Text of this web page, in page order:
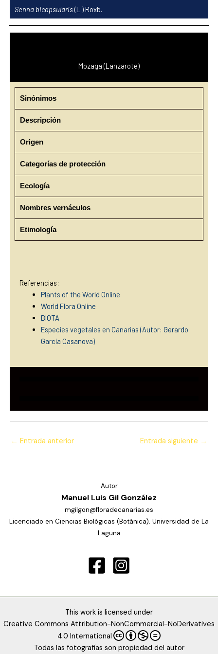
contenido
Senna bicapsularis(L.) Roxb.
Mozaga (Lanzarote)
Sinónimos
Descripción
Origen
Categorías de protección
Ecología
Nombres vernáculos
Etimología
Referencias:
Plants of the World Online
World Flora Online
BIOTA
Especies vegetales en Canarias (Autor: Gerardo
García Casanova)
← Entrada anterior Entrada siguiente →
Autor
Manuel Luis Gil González
mgilgon@floradecanarias.es
Licenciado en Ciencias Biológicas (Botánica). Universidad de La
Laguna
This work is licensed under
Creative Commons Attribution-NonCommercial-NoDerivatives
4.0 International
Todas las fotografías son propiedad del autor